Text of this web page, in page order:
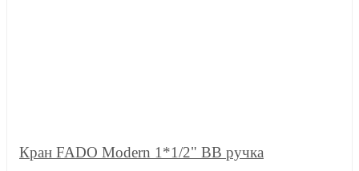
Кран FADO Modern 1*1/2" ВВ ручка